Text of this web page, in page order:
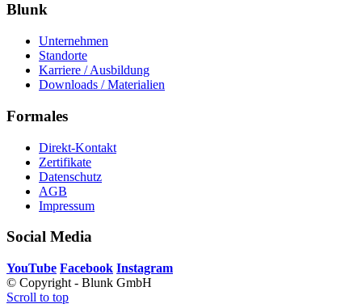
Blunk
Unternehmen
Standorte
Karriere / Ausbildung
Downloads / Materialien
Formales
Direkt-Kontakt
Zertifikate
Datenschutz
AGB
Impressum
Social Media
YouTube Facebook Instagram
© Copyright - Blunk GmbH
Scroll to top